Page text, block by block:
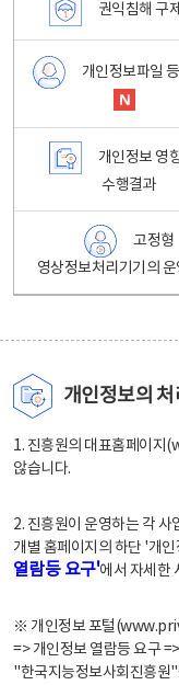
권익침해 구
개인정보파일
개인정보 영
수행결과
고정형
영상정보처리기기의 운
개인정보의 처
1. 진흥원의 대표홈페이지
않습니다.
2. 진흥원이 운영하는 각 사
개별 홈페이지의 하단 '개
열람등 요구'에서 자세한
※ 개인정보 포털
=> 개인정보 열람등 요구
"한국지능정보사회진흥원"